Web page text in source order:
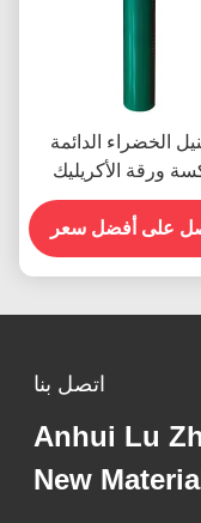
الخضراء الدائمة
ورقة الأكريليك
على الطريق
على أفضل سعر
اتصل بنا
Anhui Lu
New